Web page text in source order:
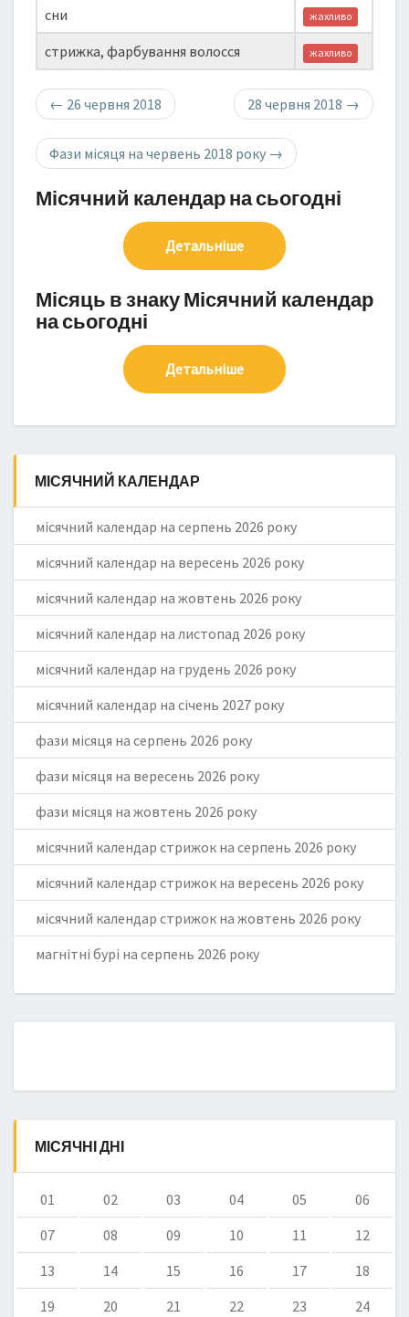
сни жахливо
стрижка, фарбування волосся жахливо
← 26 червня 2018 28 червня 2018 →
Фази місяця на червень 2018 року →
Місячний календар на сьогодні
Детальніше
Місяць в знаку Місячний календар
на сьогодні
Детальніше
МІСЯЧНИЙ КАЛЕНДАР
місячний календар на серпень 2026 року
місячний календар на вересень 2026 року
місячний календар на жовтень 2026 року
місячний календар на листопад 2026 року
місячний календар на грудень 2026 року
місячний календар на січень 2027 року
фази місяця на серпень 2026 року
фази місяця на вересень 2026 року
фази місяця на жовтень 2026 року
місячний календар стрижок на серпень 2026 року
місячний календар стрижок на вересень 2026 року
місячний календар стрижок на жовтень 2026 року
магнітні бурі на серпень 2026 року
МІСЯЧНІ ДНІ
01 02 03 04 05
06
07
08 09 10 11
12
13
14 15 16 17
18
19
20 21 22 23
24